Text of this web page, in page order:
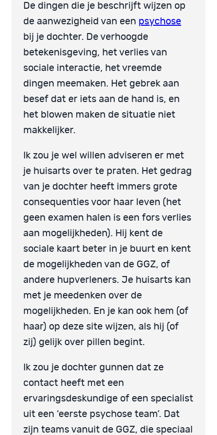
De dingen die je beschrijft wijzen op
de aanwezigheid van een psychose
bij je dochter. De verhoogde
betekenisgeving, het verlies van
sociale interactie, het vreemde
dingen meemaken. Het gebrek aan
besef dat er iets aan de hand is, en
het blowen maken de situatie niet
makkelijker.
Ik zou je wel willen adviseren er met
je huisarts over te praten. Het gedrag
van je dochter heeft immers grote
consequenties voor haar leven (het
geen examen halen is een fors verlies
aan mogelijkheden). Hij kent de
sociale kaart beter in je buurt en kent
de mogelijkheden van de GGZ, of
andere hupverleners. Je huisarts kan
met je meedenken over de
mogelijkheden. En je kan ook hem (of
haar) op deze site wijzen, als hij (of
zij) gelijk over pillen begint.
Ik zou je dochter gunnen dat ze
contact heeft met een
ervaringsdeskundige of een specialist
uit een ‘eerste psychose team’. Dat
zijn teams vanuit de GGZ, die speciaal